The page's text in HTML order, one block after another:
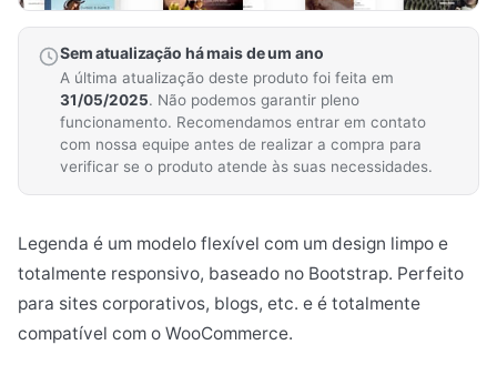
Sem atualização há mais de um ano
A última atualização deste produto foi feita em
31/05/2025. Não podemos garantir pleno
funcionamento. Recomendamos entrar em contato
com nossa equipe antes de realizar a compra para
verificar se o produto atende às suas necessidades.
Legenda é um modelo flexível com um design limpo e
totalmente responsivo, baseado no Bootstrap. Perfeito
para sites corporativos, blogs, etc. e é totalmente
compatível com o WooCommerce.